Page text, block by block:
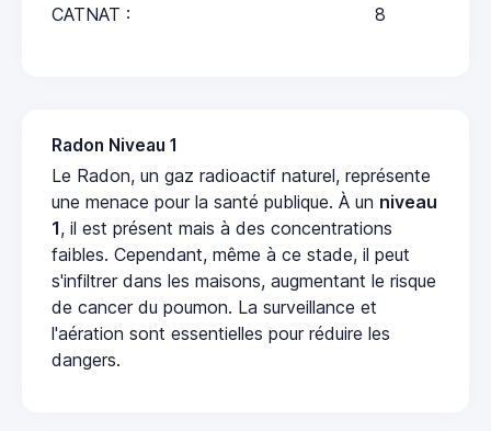
CATNAT : 8
Radon Niveau 1
Le Radon, un gaz radioactif naturel, représente
une menace pour la santé publique. À un niveau
1, il est présent mais à des concentrations
faibles. Cependant, même à ce stade, il peut
s'infiltrer dans les maisons, augmentant le risque
de cancer du poumon. La surveillance et
l'aération sont essentielles pour réduire les
dangers.